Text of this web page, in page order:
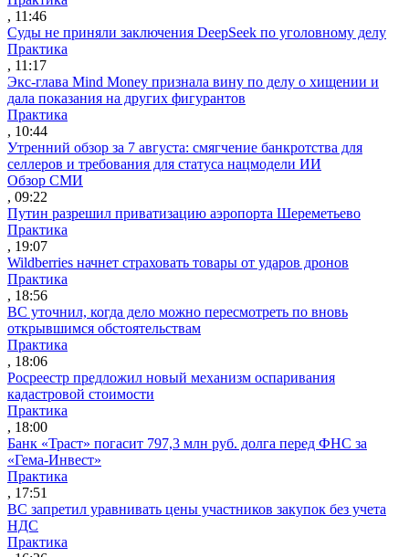
, 11:46
Суды не приняли заключения DeepSeek по уголовному делу
Практика
, 11:17
Экс-глава Mind Money признала вину по делу о хищении и
дала показания на других фигурантов
Практика
, 10:44
Утренний обзор за 7 августа: смягчение банкротства для
селлеров и требования для статуса нацмодели ИИ
Обзор СМИ
, 09:22
Путин разрешил приватизацию аэропорта Шереметьево
Практика
, 19:07
Wildberries начнет страховать товары от ударов дронов
Практика
, 18:56
ВС уточнил, когда дело можно пересмотреть по вновь
открывшимся обстоятельствам
Практика
, 18:06
Росреестр предложил новый механизм оспаривания
кадастровой стоимости
Практика
, 18:00
Банк «Траст» погасит 797,3 млн руб. долга перед ФНС за
«Гема-Инвест»
Практика
, 17:51
ВС запретил уравнивать цены участников закупок без учета
НДС
Практика